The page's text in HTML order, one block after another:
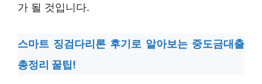
가 될 것입니다.
스마트 징검다리론 후기로 알아보는 중도금대출
총정리 꿀팁!